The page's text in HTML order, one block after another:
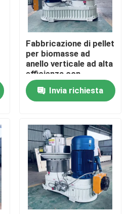
Fabbricazione di pellet
per biomasse ad
anello verticale ad alta
efficienza con
alimentazione
verticale e
progettazione di
Invia richiesta